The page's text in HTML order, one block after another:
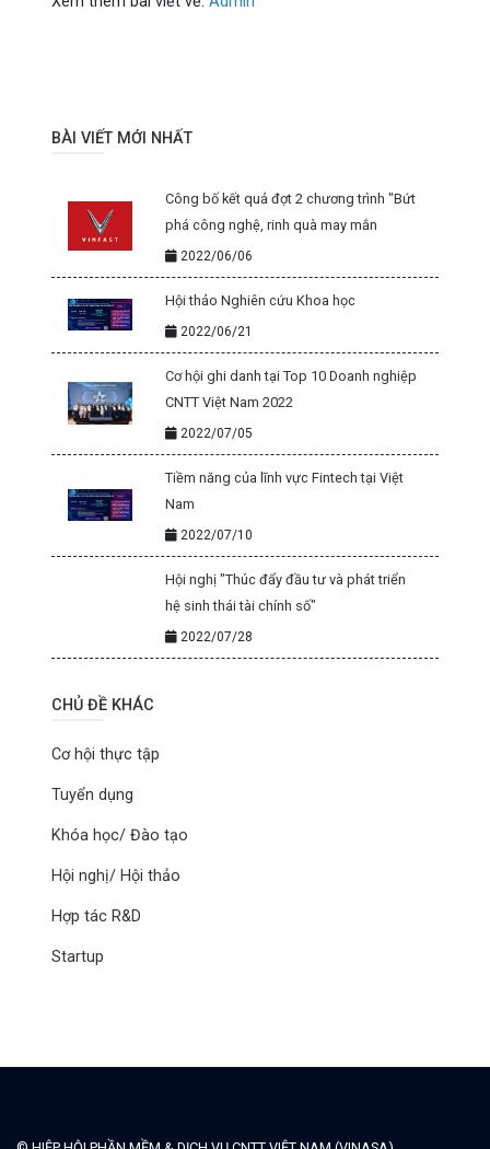
BÀI VIẾT MỚI NHẤT
Công bố kết quả đợt 2 chương trình "Bứt
phá công nghệ, rinh quà may mắn
2022/06/06
Hội thảo Nghiên cứu Khoa học
2022/06/21
Cơ hội ghi danh tại Top 10 Doanh nghiệp
CNTT Việt Nam 2022
2022/07/05
Tiềm năng của lĩnh vực Fintech tại Việt
Nam
2022/07/10
Hội nghị "Thúc đẩy đầu tư và phát triển
hệ sinh thái tài chính số"
2022/07/28
CHỦ ĐỀ KHÁC
Cơ hội thực tập
Tuyển dụng
Khóa học/ Đào tạo
Hội nghị/ Hội thảo
Hợp tác R&D
Startup